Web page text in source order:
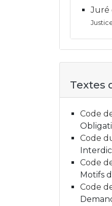
Juré
Textes
Code
Code
Code
Motifs
Code